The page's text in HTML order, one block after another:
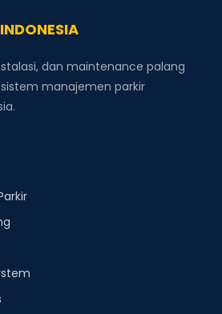
dan maintenance palang
manajemen parkir